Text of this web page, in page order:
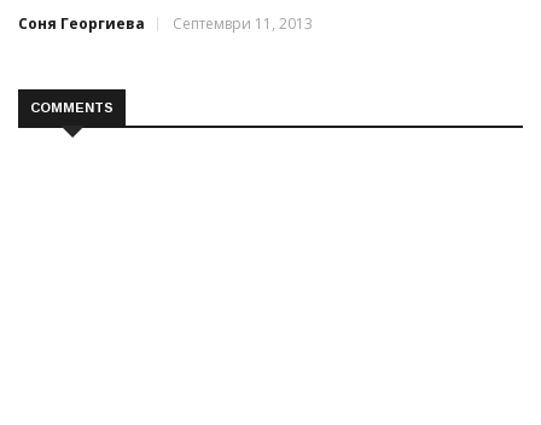
Соня Георгиева
Септември 11, 2013
COMMENTS